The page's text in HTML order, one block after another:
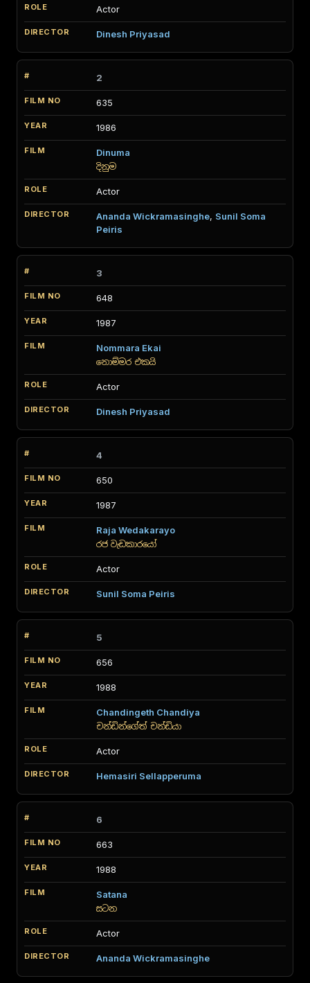
Actor
Dinesh Priyasad
2
635
1986
Dinuma
දිනුම
Actor
Ananda Wickramasinghe, Sunil Soma
Peiris
3
648
1987
Nommara Ekai
නොම්මර එකයි
Actor
Dinesh Priyasad
4
650
1987
Raja Wedakarayo
රජ වැඩකාරයෝ
Actor
Sunil Soma Peiris
5
656
1988
Chandingeth Chandiya
චන්ඩින්ගේත් චන්ඩියා
Actor
Hemasiri Sellapperuma
6
663
1988
Satana
සටන
Actor
Ananda Wickramasinghe